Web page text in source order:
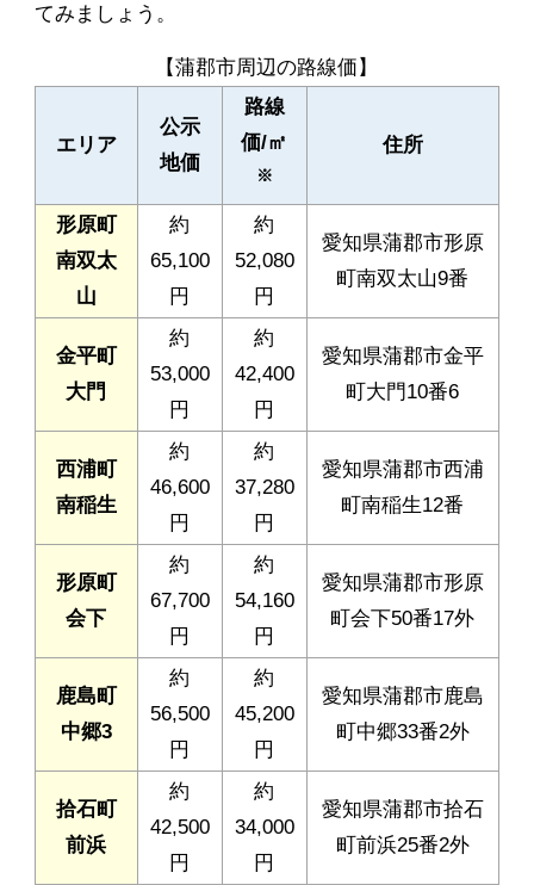
てみましょう。
【蒲郡市周辺の路線価】
エリア
公示
地価
路線
価/㎡
※
住所
形原町
南双太
山
約
65,100
円
約
52,080
円
愛知県蒲郡市形原
町南双太山9番
金平町
大門
約
53,000
円
約
42,400
円
愛知県蒲郡市金平
町大門10番6
西浦町
南稲生
約
46,600
円
約
37,280
円
愛知県蒲郡市西浦
町南稲生12番
形原町
会下
約
67,700
円
約
54,160
円
愛知県蒲郡市形原
町会下50番17外
鹿島町
中郷3
約
56,500
円
約
45,200
円
愛知県蒲郡市鹿島
町中郷33番2外
拾石町
前浜
約
42,500
円
約
34,000
円
愛知県蒲郡市拾石
町前浜25番2外